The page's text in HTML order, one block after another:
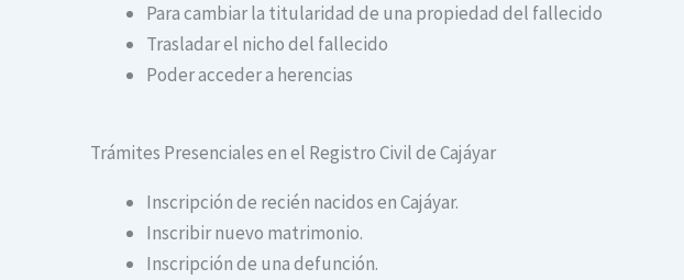
Para cambiar la titularidad de una propiedad del fallecido
Trasladar el nicho del fallecido
Poder acceder a herencias
Trámites Presenciales en el Registro Civil de Cajáyar
Inscripción de recién nacidos en Cajáyar.
Inscribir nuevo matrimonio.
Inscripción de una defunción.